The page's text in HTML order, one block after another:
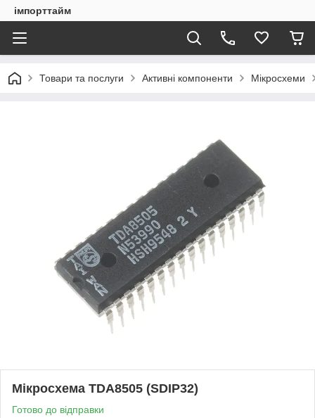
імпорттайм
Товари та послуги Активні компоненти Мікросхеми
Мікросхема TDA8505 (SDIP32)
Готово до відправки